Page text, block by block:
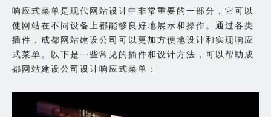
出色的你。
响应式菜单是现代网站设计中非常重要的一部分，它可以
使网站在不同设备上都能够良好地展示和操作。通过各类
插件，成都网站建设公司可以更加方便地设计和实现响应
式菜单。以下是一些常见的插件和设计方法，可以帮助成
都网站建设公司设计响应式菜单：